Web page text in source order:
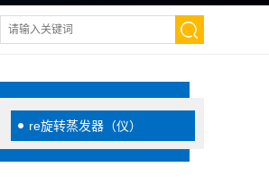
re旋转蒸发器（仪）